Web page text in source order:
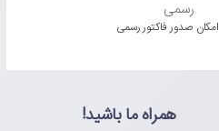
امکان صدور فاکتور رسمی
همراه ما باشید!